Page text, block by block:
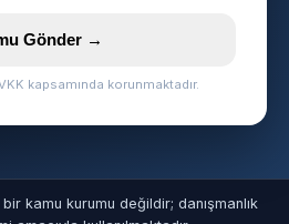
Gönder →
kapsamında korunmaktadır.
kamu kurumu değildir; danışmanlık